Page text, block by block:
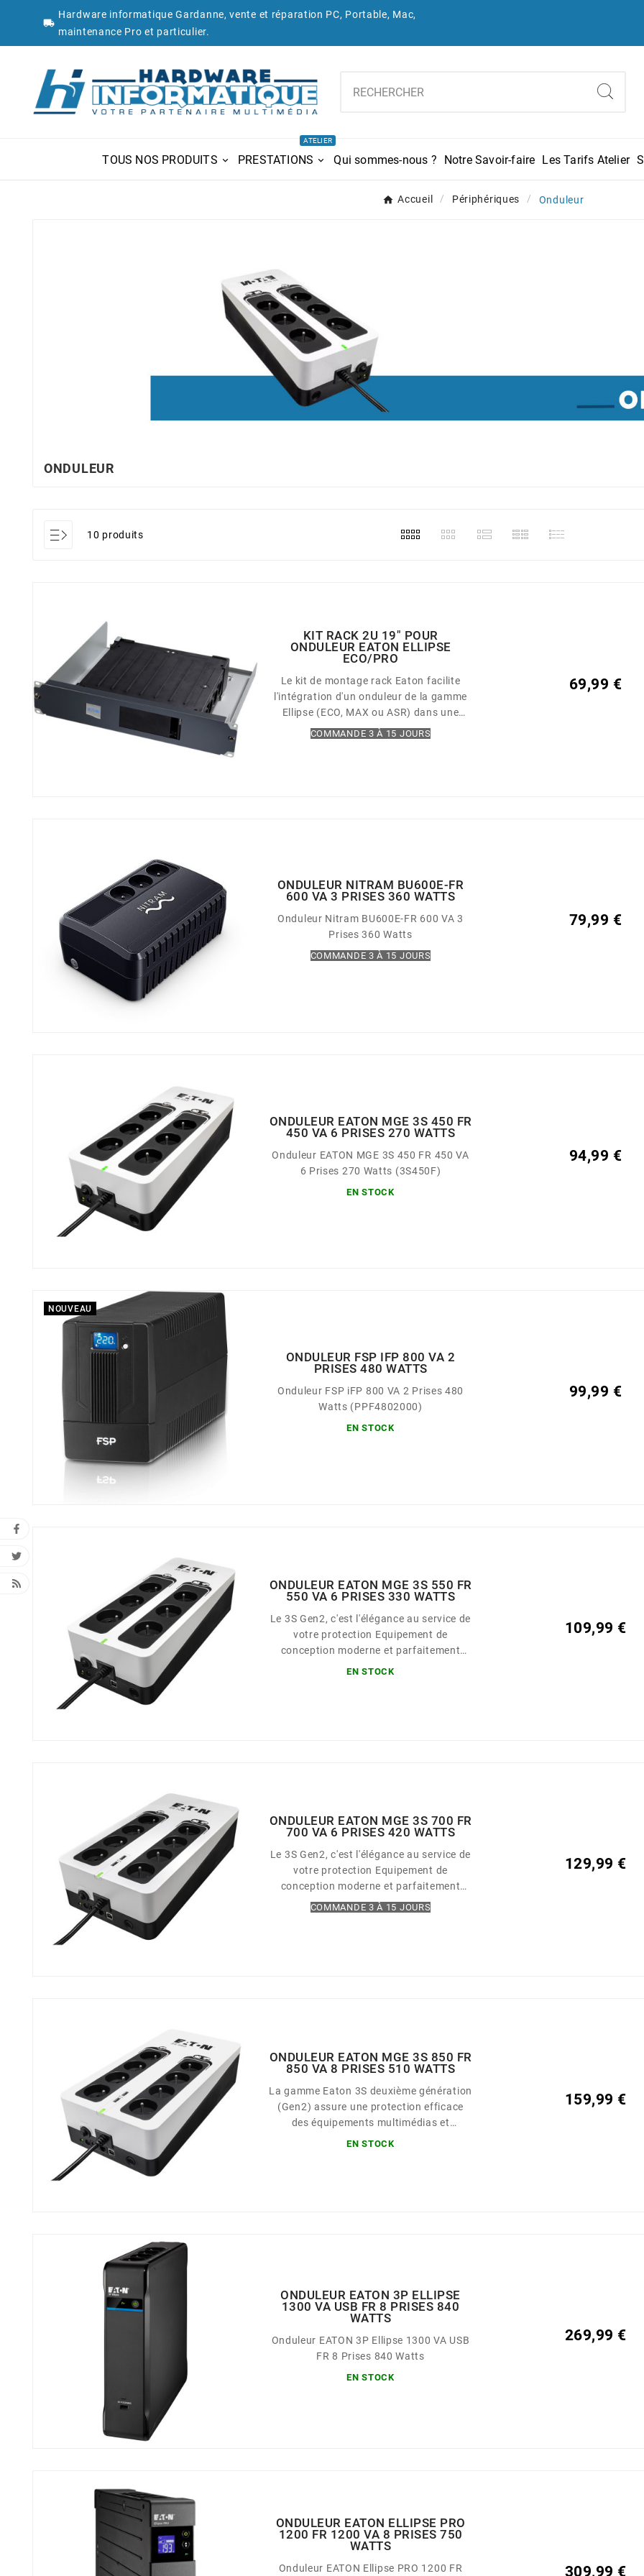

Hardware informatique Gardanne, vente et réparation PC, Portable, Mac,
maintenance Pro et particulier.
TOUS NOS PRODUITS PRESTATIONS
ATELIER
Qui sommes-nous ? Notre Savoir-faire Les Tarifs Atelier
Accueil Périphériques Onduleur
ONDULEUR
10 produits
KIT RACK 2U 19" POUR
ONDULEUR EATON ELLIPSE
ECO/PRO
Le kit de montage rack Eaton facilite
l'intégration d'un onduleur de la gamme
Ellipse (ECO, MAX ou ASR) dans une
installation réseau. Les différentes
COMMANDE 3 À 15 JOURS
69,99 €
ONDULEUR NITRAM BU600E-FR
600 VA 3 PRISES 360 WATTS
Onduleur Nitram BU600E-FR 600 VA 3
Prises 360 Watts
COMMANDE 3 À 15 JOURS
79,99 €
ONDULEUR EATON MGE 3S 450 FR
450 VA 6 PRISES 270 WATTS
Onduleur EATON MGE 3S 450 FR 450 VA
6 Prises 270 Watts (3S450F)
EN STOCK
94,99 €
NOUVEAU
ONDULEUR FSP IFP 800 VA 2
PRISES 480 WATTS
Onduleur FSP iFP 800 VA 2 Prises 480
Watts (PPF4802000)
EN STOCK
99,99 €
ONDULEUR EATON MGE 3S 550 FR
550 VA 6 PRISES 330 WATTS
Le 3S Gen2, c'est l'élégance au service de
votre protection Equipement de
conception moderne et parfaitement
silencieux, facile à intégrer dans un
EN STOCK
109,99 €
ONDULEUR EATON MGE 3S 700 FR
700 VA 6 PRISES 420 WATTS
Le 3S Gen2, c'est l'élégance au service de
votre protection Equipement de
conception moderne et parfaitement
silencieux, facile à intégrer dans un
COMMANDE 3 À 15 JOURS
129,99 €
ONDULEUR EATON MGE 3S 850 FR
850 VA 8 PRISES 510 WATTS
La gamme Eaton 3S deuxième génération
(Gen2) assure une protection efficace
des équipements multimédias et
informatiques,aussi bien en milieu
EN STOCK
159,99 €
ONDULEUR EATON 3P ELLIPSE
1300 VA USB FR 8 PRISES 840
WATTS
Onduleur EATON 3P Ellipse 1300 VA USB
FR 8 Prises 840 Watts
EN STOCK
269,99 €
ONDULEUR EATON ELLIPSE PRO
1200 FR 1200 VA 8 PRISES 750
WATTS
Onduleur EATON Ellipse PRO 1200 FR 309,99 €